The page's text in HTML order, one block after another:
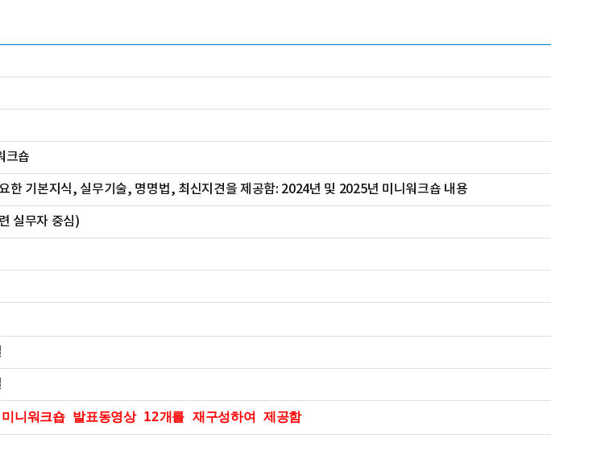
크숍
한 기본지식, 실무기술, 명명법, 최신지견을 제공함: 2024년 및 2025년 미니워크숍 내용
실무자 중심)
니워크숍 발표동영상 12개를 재구성하여 제공함